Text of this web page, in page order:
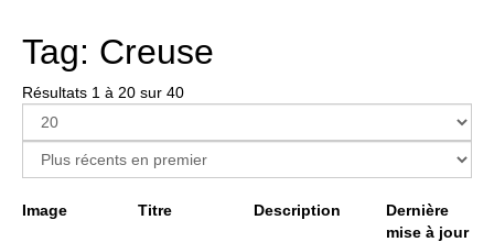
Tag: Creuse
Résultats 1 à 20 sur 40
Image Titre Description
Dernière
mise à jour